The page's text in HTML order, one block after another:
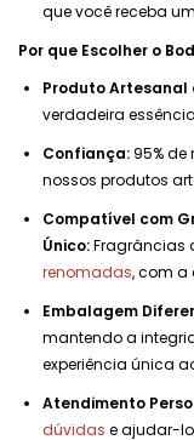
que você receba
Por que Escolher o
Produto Artesanal
verdadeira
Confiança: 95%
nossos produtos
Compatível com
Único:Fragrâncias
renomadas, com a
Embalagem
mantendo a
experiência única
Atendimento
dúvidas e ajudar-